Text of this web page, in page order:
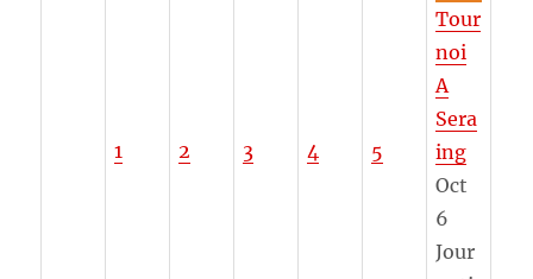
1 2 3 4 5
Tour
noi
A
Sera
ing
Oct
6
Jour